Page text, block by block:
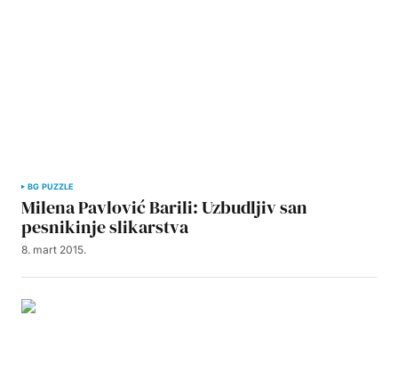
BG PUZZLE
Milena Pavlović Barili: Uzbudljiv san
pesnikinje slikarstva
8. mart 2015.